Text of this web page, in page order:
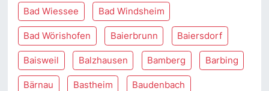
Bad Wiessee Bad Windsheim
Bad Wörishofen Baierbrunn Baiersdorf
Baisweil Balzhausen Bamberg Barbing
Bärnau Bastheim Baudenbach